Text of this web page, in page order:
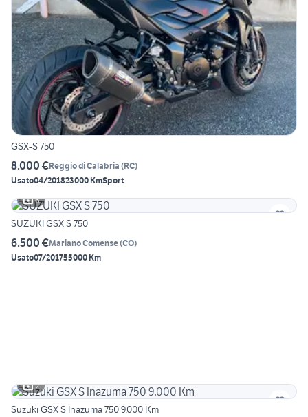
GSX-S 750
8.000 €Reggio di Calabria (RC)
Usato04/201823000 KmSport
6
SUZUKI GSX S 750
6.500 €Mariano Comense(CO)
Usato07/201755000 Km
2
Suzuki GSX S Inazuma 750 9.000 Km